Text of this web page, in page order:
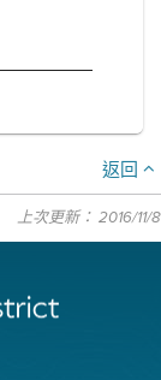
返回
上次更新： 2016/11/8